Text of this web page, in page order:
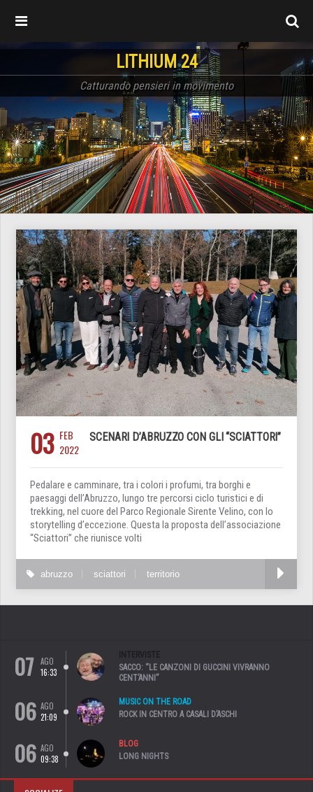
LITHIUM 24
Catturando pensieri in movimento
03 FEB
2022
SCENARI D’ABRUZZO CON GLI “SCIATTORI”
Pedalare e camminare, tra i colori i profumi, tra borghi e
paesaggi dell’Abruzzo, lungo tre percorsi ciclo turistici e di
trekking, nel cuore del Parco Regionale Sirente Velino, con lo
storytelling d’eccezione. Questa la proposta dell’associazione
“Sciattori” che riunisce volti
abruzzo sciattori territorio
07
AGO
16:33
INTERVISTE
SACCO: “LE CANZONI DI GUCCINI VIVRANNO
CENT’ANNI”
06 AGO
21:09
MUSIC ON THE ROAD
ROCK IN CENTRO A CASALI D’ASCHI
06 AGO
09:38
BLOG
LONG NIGHTS